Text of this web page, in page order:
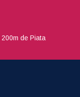
de Piata